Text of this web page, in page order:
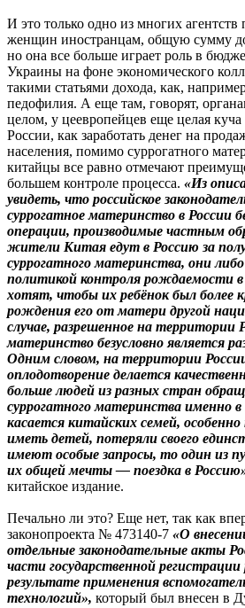
И это только одно из многих
женщин иностранцам, общую сумму
но она все больше играет роль в
Украины на фоне экономического
такими статьями дохода, как,
педофилия. А еще там, говорят,
целом, у цеевропейцев еще целая
России, как заработать денег на
населения, помимо суррогатного
китайцы все равно отмечают
большем контроле процесса. «Из
увидеть, что российское
суррогатное материнство в России
операции, производимые частным
жители Китая едут в Россию за
суррогатного материнства, они
политикой контроля рождаемости в
хотят, чтобы их ребёнок был более
рождения его от матери другой
случае, разрешенное на территории
материнство безусловно является
Одним словом, на территории
оплодотворение делается
больше людей из разных стран
суррогатного материнства именно
касается китайских семей,
иметь детей, потеряли своего
имеют особые запросы, то один из
их общей мечты — поездка в
китайское издание.
Печально ли это? Еще нет, так как
законопроекта № 473140-7 «О
отдельные законодательные акты
части государственной
результате применения
технологий», который был внесен в